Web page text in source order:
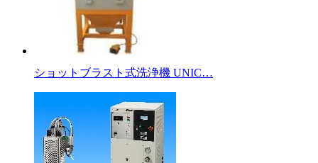
ショットブラスト式洗浄機 UNIC…